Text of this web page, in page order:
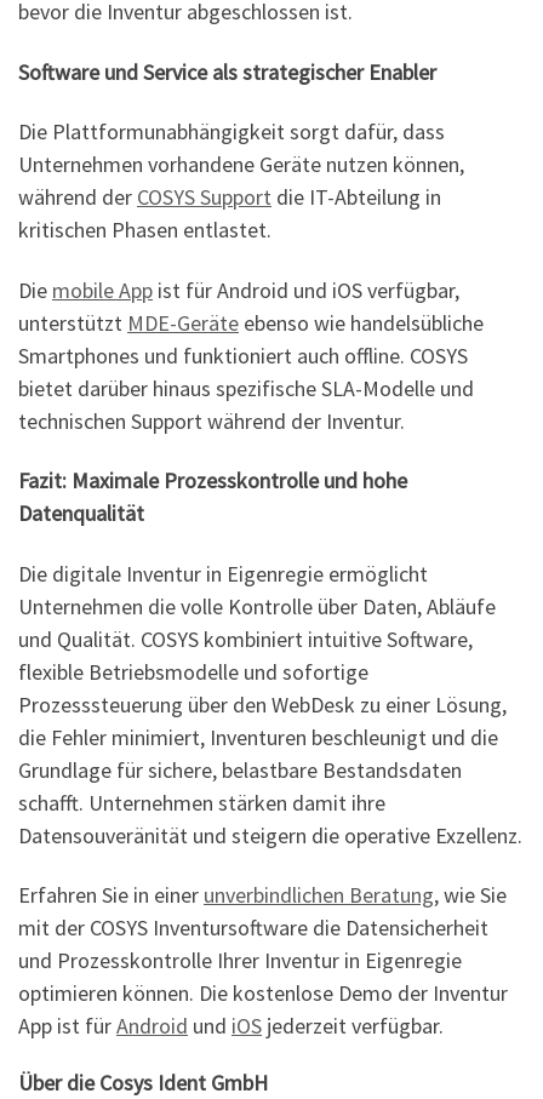
bevor die Inventur abgeschlossen ist.
Software und Service als strategischer Enabler
Die Plattformunabhängigkeit sorgt dafür, dass
Unternehmen vorhandene Geräte nutzen können,
während der COSYS Support die IT-Abteilung in
kritischen Phasen entlastet.
Die mobile App ist für Android und iOS verfügbar,
unterstützt MDE-Geräte ebenso wie handelsübliche
Smartphones und funktioniert auch offline. COSYS
bietet darüber hinaus spezifische SLA-Modelle und
technischen Support während der Inventur.
Fazit: Maximale Prozesskontrolle und hohe
Datenqualität
Die digitale Inventur in Eigenregie ermöglicht
Unternehmen die volle Kontrolle über Daten, Abläufe
und Qualität. COSYS kombiniert intuitive Software,
flexible Betriebsmodelle und sofortige
Prozesssteuerung über den WebDesk zu einer Lösung,
die Fehler minimiert, Inventuren beschleunigt und die
Grundlage für sichere, belastbare Bestandsdaten
schafft. Unternehmen stärken damit ihre
Datensouveränität und steigern die operative Exzellenz.
Erfahren Sie in einer unverbindlichen Beratung, wie Sie
mit der COSYS Inventursoftware die Datensicherheit
und Prozesskontrolle Ihrer Inventur in Eigenregie
optimieren können. Die kostenlose Demo der Inventur
App ist fürAndroid und iOS jederzeit verfügbar.
Über die Cosys Ident GmbH